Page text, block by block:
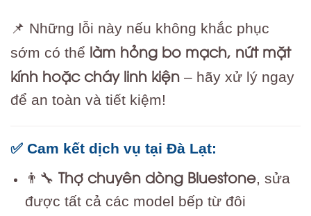
📌 Những lỗi này nếu không khắc phục
sớm có thể làm hỏng bo mạch, nứt mặt
kính hoặc cháy linh kiện – hãy xử lý ngay
để an toàn và tiết kiệm!
✅ Cam kết dịch vụ tại Đà Lạt:
👨‍🔧 Thợ chuyên dòng Bluestone, sửa
được tất cả các model bếp từ đôi